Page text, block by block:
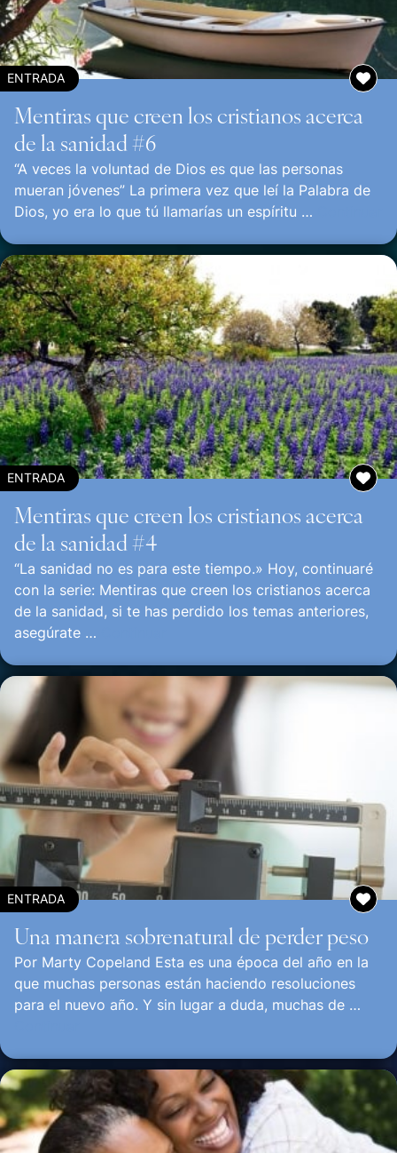
ENTRADA
Mentiras que creen los cristianos acerca
de la sanidad #6
“A veces la voluntad de Dios es que las personas
mueran jóvenes” La primera vez que leí la Palabra de
Dios, yo era lo que tú llamarías un espíritu …
ENTRADA
Mentiras que creen los cristianos acerca
de la sanidad #4
“La sanidad no es para este tiempo.» Hoy, continuaré
con la serie: Mentiras que creen los cristianos acerca
de la sanidad, si te has perdido los temas anteriores,
asegúrate …
ENTRADA
Una manera sobrenatural de perder peso
Por Marty Copeland Esta es una época del año en la
que muchas personas están haciendo resoluciones
para el nuevo año. Y sin lugar a duda, muchas de …